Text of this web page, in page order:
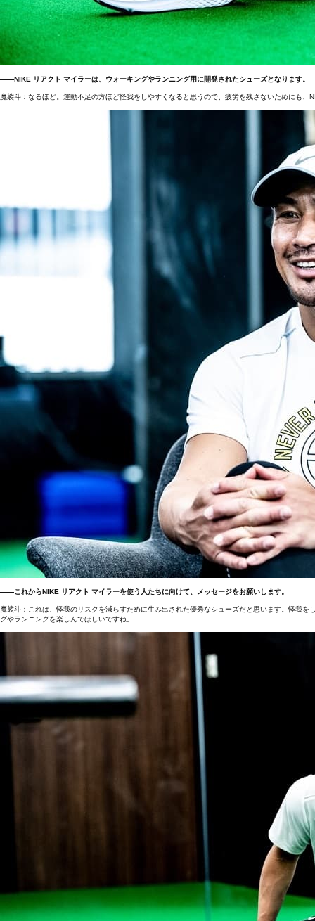
――NIKE リアクト マイラーは、ウォーキングやランニング用に開発されたシューズとなります。
魔裟斗：なるほど。運動不足の方ほど怪我をしやすくなると思うので、疲労を残さないためにも、
――これからNIKE リアクト マイラーを使う人たちに向けて、メッセージをお願いします。
魔裟斗：これは、怪我のリスクを減らすために生み出された優秀なシューズだと思います。怪我
グやランニングを楽しんでほしいですね。